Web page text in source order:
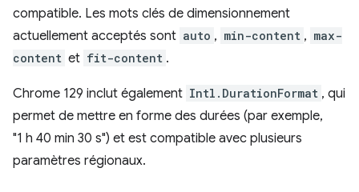
compatible. Les mots clés de dimensionnement
actuellement acceptés sont auto , min-content , max-
content et fit-content .
Chrome 129 inclut également Intl.DurationFormat , qui
permet de mettre en forme des durées (par exemple,
"1 h 40 min 30 s") et est compatible avec plusieurs
paramètres régionaux.